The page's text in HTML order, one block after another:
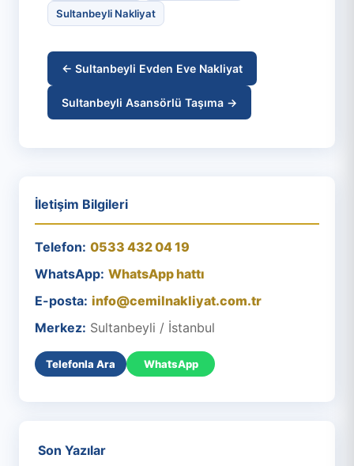
Sultanbeyli Nakliyat
← Sultanbeyli Evden Eve Nakliyat
Sultanbeyli Asansörlü Taşıma →
İletişim Bilgileri
Telefon: 0533 432 04 19
WhatsApp: WhatsApp hattı
E-posta: info@cemilnakliyat.com.tr
Merkez: Sultanbeyli / İstanbul
Telefonla Ara WhatsApp
Son Yazılar